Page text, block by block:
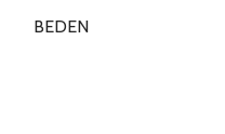
BEDEN